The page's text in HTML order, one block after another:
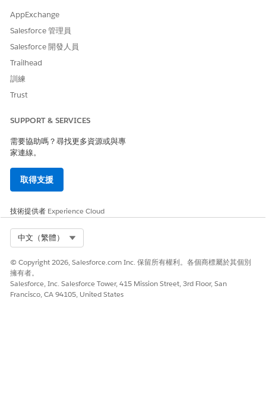
可用性組態
可用性組態會決定服務代表可處理的工作量,以及其協助客戶時的
Omnichannel 行為。您可以針對支援不同管道的不同服務代表群
組,使用預設組態或建立多個自訂組態。
路由時,我們也會建立相關聯的可用性組態。您也可以進一步自訂。
服務管道
服務管道可讓您將幾乎任何 Salesforce 物件 (例如事件、問題或變
更要求) 轉換為工作記錄。建立服務管道後,您可以將服務管道關聯
流程在組織中啟用 Omnichannel 時,Salesforce 會建立尚未存在的
服務管道。
請讓我們知道，以便我們改進！
AppExchange
Salesforce 管理員
Salesforce 開發人員
Trailhead
訓練
Trust
SUPPORT & SERVICES
需要協助嗎？尋找更多資源或與專
家連線。
取得支援
技術提供者 Experience Cloud
中文（繁體）
© Copyright 2026, Salesforce.com Inc. 保留所有權利。各個商標屬於其個別
擁有者。
Salesforce, Inc. Salesforce Tower, 415 Mission Street, 3rd Floor, San
Francisco, CA 94105, United States